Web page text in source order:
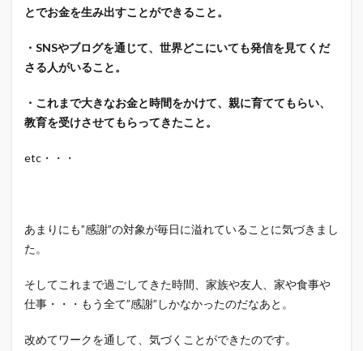
とでお金を生み出すことができること。
・SNSやブログを通じて、世界どこにいても発信を見てくだ
さる人がいること。
・これまで大きなお金と時間をかけて、親に育ててもらい、
教育を受けさせてもらってきたこと。
etc・・・
あまりにも”感謝”の対象が毎日に溢れていることに気づきまし
た。
そしてこれまで過ごしてきた時間、家族や友人、家や食事や
仕事・・・もう全て”感謝”しかなかったのだなあと。
改めてワークを通して、気づくことができたのです。